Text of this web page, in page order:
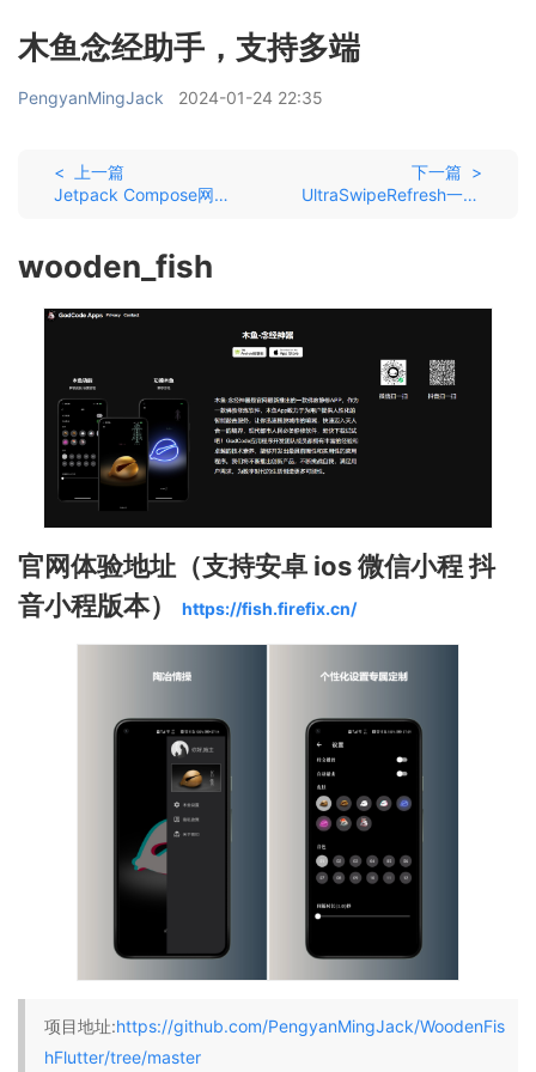
木鱼念经助手，支持多端
PengyanMingJack 2024-01-24 22:35
< 上一篇
Jetpack Compose网抑云
下一篇 >
UltraSwipeRefresh一个极致体验的 Compose 刷新组件
wooden_fish
官网体验地址（支持安卓 ios 微信小程 抖
音小程版本）
https://fish.firefix.cn/
项目地址:https://github.com/PengyanMingJack/WoodenFis
hFlutter/tree/master